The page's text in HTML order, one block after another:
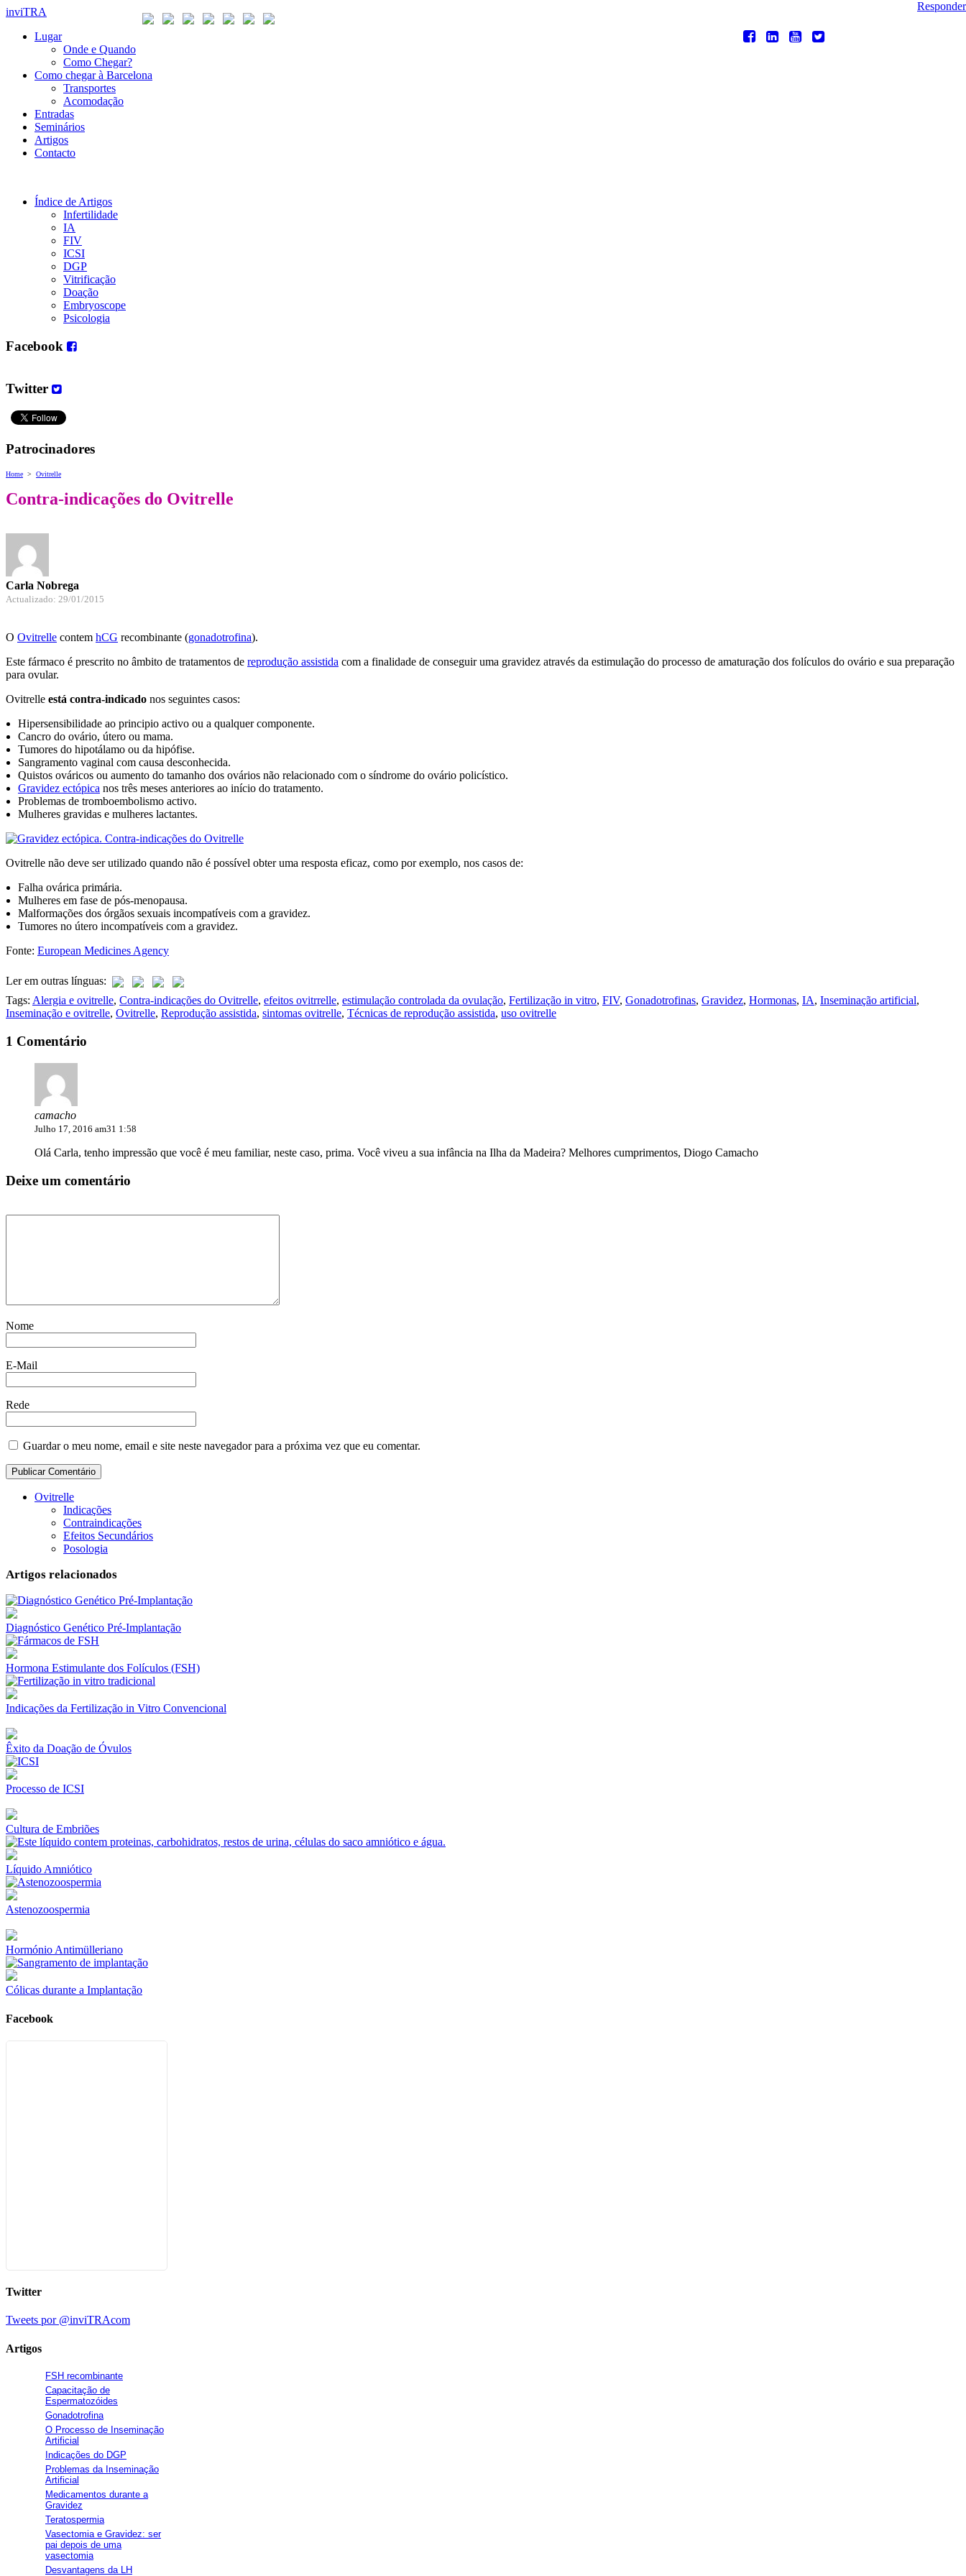
inviTRA
Lugar
Onde e Quando
Como Chegar?
Como chegar à Barcelona
Transportes
Acomodação
Entradas
Seminários
Artigos
Contacto
Índice de Artigos
Infertilidade
IA
FIV
ICSI
DGP
Vitrificação
Doação
Embryoscope
Psicologia
Facebook
Twitter
Patrocinadores
Home > Ovitrelle
Contra-indicações do Ovitrelle
Carla Nobrega
Actualizado: 29/01/2015
O Ovitrelle contem hCG recombinante (gonadotrofina).
Este fármaco é prescrito no âmbito de tratamentos de reprodução assistida com a finalidade de conseguir uma gravidez através da estimulação do processo de amaturação dos folículos do ovário e sua preparação
para ovular.
Ovitrelle está contra-indicado nos seguintes casos:
Hipersensibilidade ao principio activo ou a qualquer componente.
Cancro do ovário, útero ou mama.
Tumores do hipotálamo ou da hipófise.
Sangramento vaginal com causa desconhecida.
Quistos ováricos ou aumento do tamanho dos ovários não relacionado com o síndrome do ovário policístico.
Gravidez ectópica nos três meses anteriores ao início do tratamento.
Problemas de tromboembolismo activo.
Mulheres gravidas e mulheres lactantes.
Ovitrelle não deve ser utilizado quando não é possível obter uma resposta eficaz, como por exemplo, nos casos de:
Falha ovárica primária.
Mulheres em fase de pós-menopausa.
Malformações dos órgãos sexuais incompatíveis com a gravidez.
Tumores no útero incompatíveis com a gravidez.
Fonte: European Medicines Agency
Ler em outras línguas:
Tags: Alergia e ovitrelle, Contra-indicações do Ovitrelle, efeitos ovitrrelle, estimulação controlada da ovulação, Fertilização in vitro, FIV, Gonadotrofinas, Gravidez, Hormonas, IA, Inseminação artificial,
Inseminação e ovitrelle, Ovitrelle, Reprodução assistida, sintomas ovitrelle, Técnicas de reprodução assistida, uso ovitrelle
1 Comentário
camacho
Julho 17, 2016 am31 1:58
Olá Carla, tenho impressão que você é meu familiar, neste caso, prima. Você viveu a sua infância na Ilha da Madeira? Melhores cumprimentos, Diogo Camacho
Responder
Deixe um comentário
Nome
E-Mail
Rede
Guardar o meu nome, email e site neste navegador para a próxima vez que eu comentar.
Ovitrelle
Indicações
Contraindicações
Efeitos Secundários
Posologia
Artigos relacionados
Diagnóstico Genético Pré-Implantação
Hormona Estimulante dos Folículos (FSH)
Indicações da Fertilização in Vitro Convencional
Êxito da Doação de Óvulos
Processo de ICSI
Cultura de Embriões
Líquido Amniótico
Astenozoospermia
Hormónio Antimülleriano
Cólicas durante a Implantação
Facebook
Twitter
Tweets por @inviTRAcom
Artigos
FSH recombinante
Capacitação de
Espermatozóides
Gonadotrofina
O Processo de Inseminação
Artificial
Indicações do DGP
Problemas da Inseminação
Artificial
Medicamentos durante a
Gravidez
Teratospermia
Vasectomia e Gravidez: ser
pai depois de uma
vasectomia
Desvantagens da LH